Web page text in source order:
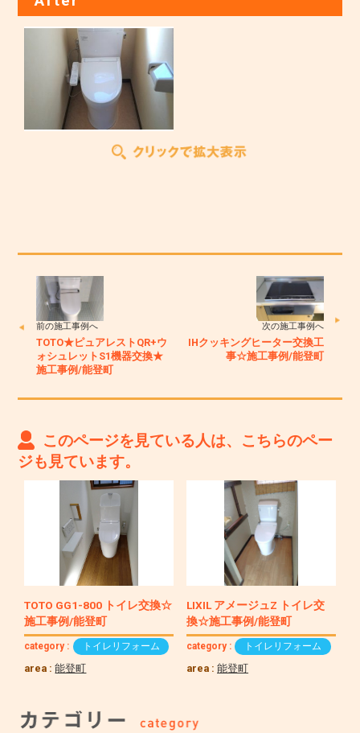
前の施工事例へ
TOTO★ピュアレストQR+ウ
ォシュレットS1機器交換★
施工事例/能登町
次の施工事例へ
IHクッキングヒーター交換工
事☆施工事例/能登町
このページを見ている人は、こちらのペー
ジも見ています。
TOTO GG1-800 トイレ交換☆
施工事例/能登町
category : トイレリフォーム
area :能登町
LIXIL アメージュZ トイレ交
換☆施工事例/能登町
category : トイレリフォーム
area :能登町